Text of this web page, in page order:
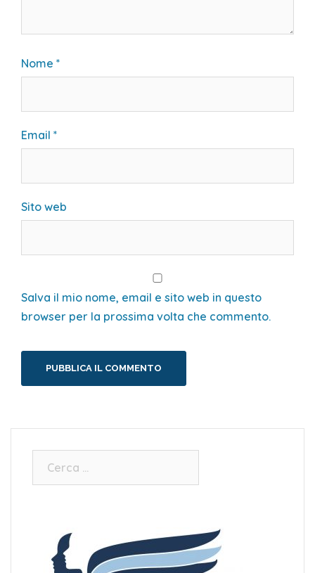
Nome *
Email *
Sito web
Salva il mio nome, email e sito web in questo
browser per la prossima volta che commento.